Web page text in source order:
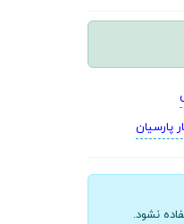
پارسیان
نشود.